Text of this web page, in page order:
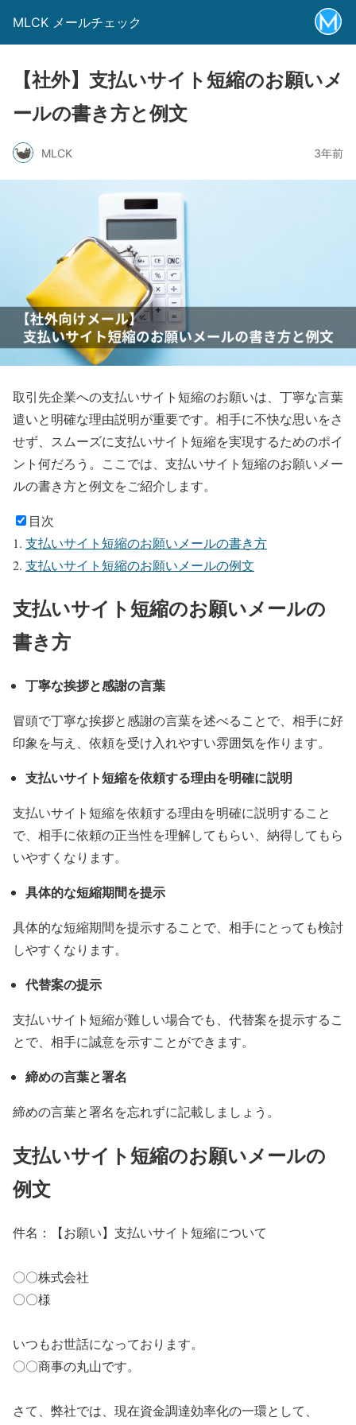
MLCK メールチェック
【社外】支払いサイト短縮のお願いメ
ールの書き方と例文
MLCK 3年前
取引先企業への支払いサイト短縮のお願いは、丁寧な言葉
遣いと明確な理由説明が重要です。相手に不快な思いをさ
せず、スムーズに支払いサイト短縮を実現するためのポイ
ント何だろう。ここでは、支払いサイト短縮のお願いメー
ルの書き方と例文をご紹介します。
目次
支払いサイト短縮のお願いメールの書き方
支払いサイト短縮のお願いメールの例文
支払いサイト短縮のお願いメールの
書き方
丁寧な挨拶と感謝の言葉
冒頭で丁寧な挨拶と感謝の言葉を述べることで、相手に好
印象を与え、依頼を受け入れやすい雰囲気を作ります。
支払いサイト短縮を依頼する理由を明確に説明
支払いサイト短縮を依頼する理由を明確に説明すること
で、相手に依頼の正当性を理解してもらい、納得してもら
いやすくなります。
具体的な短縮期間を提示
具体的な短縮期間を提示することで、相手にとっても検討
しやすくなります。
代替案の提示
支払いサイト短縮が難しい場合でも、代替案を提示するこ
とで、相手に誠意を示すことができます。
締めの言葉と署名
締めの言葉と署名を忘れずに記載しましょう。
支払いサイト短縮のお願いメールの
例文
件名：【お願い】支払いサイト短縮について
〇〇株式会社
〇〇様
いつもお世話になっております。
〇〇商事の丸山です。
さて、弊社では、現在資金調達効率化の一環として、